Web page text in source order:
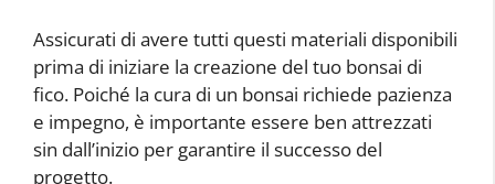
Assicurati di avere tutti questi materiali disponibili
prima di iniziare la creazione del tuo bonsai di
fico. Poiché la cura di un bonsai richiede pazienza
e impegno, è importante essere ben attrezzati
sin dall’inizio per garantire il successo del
progetto.